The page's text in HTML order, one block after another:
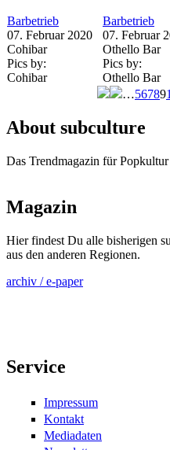
Barbetrieb
07. Februar 2020
Cohibar
Pics by:
Cohibar
Barbetrieb
07. Februar
Othello Bar
Pics by:
Othello Bar
…56789
About subculture
Das Trendmagazin für
Magazin
Hier findest Du alle bisherigen
aus den anderen Regionen.
archiv / e-paper
Service
Impressum
Kontakt
Mediadaten